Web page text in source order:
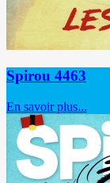
Spirou 4463
En savoir plus...